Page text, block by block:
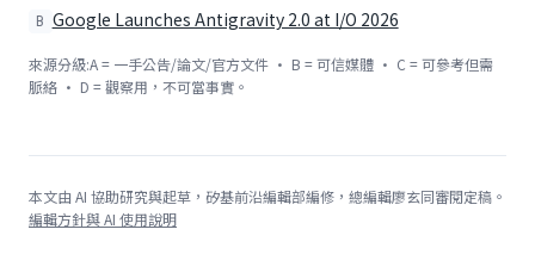
B Google Launches Antigravity 2.0 at I/O 2026
來源分級:A = 一手公告/論文/官方文件 · B = 可信媒體 · C = 可參考但需
脈絡 · D = 觀察用，不可當事實。
本文由 AI 協助研究與起草，矽基前沿編輯部編修，總編輯廖玄同審閱定稿。
編輯方針與 AI 使用說明